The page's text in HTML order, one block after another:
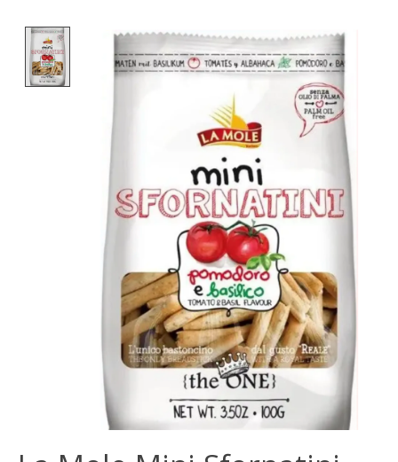
Product image slideshow Items